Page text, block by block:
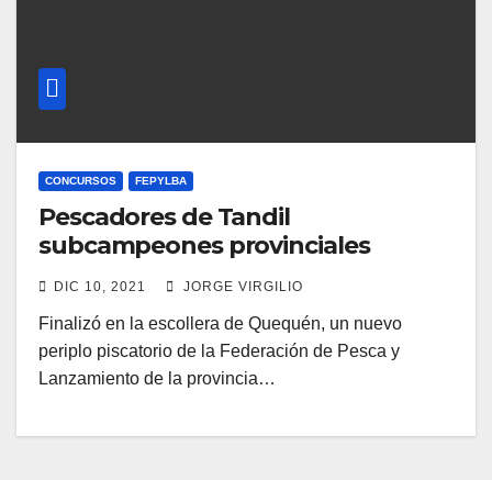
CONCURSOS FEPYLBA
Pescadores de Tandil
subcampeones provinciales
DIC 10, 2021 JORGE VIRGILIO
Finalizó en la escollera de Quequén, un nuevo
periplo piscatorio de la Federación de Pesca y
Lanzamiento de la provincia…